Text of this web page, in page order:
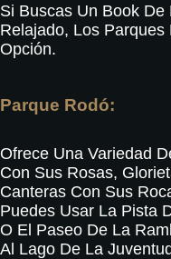
Si Buscas Un Book
Relajado, Los
Opción.
Parque Rodó:
Ofrece Una Variedad
Con Sus Rosas,
Canteras Con Sus
Puedes Usar La Pista
O El Paseo De La
Al Lago De La